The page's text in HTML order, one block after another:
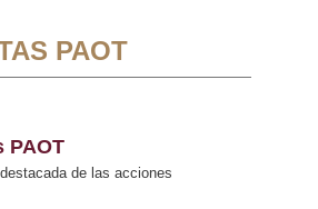
PAOT
PAOT
de las acciones